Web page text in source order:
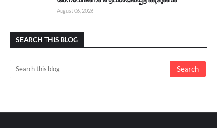
August 06, 2026
SEARCH THIS BLOG